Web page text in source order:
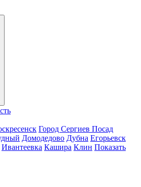
Город Сергиев Посад
Домодедово Дубна Егорьевск
Ивантеевка Кашира Клин Показать